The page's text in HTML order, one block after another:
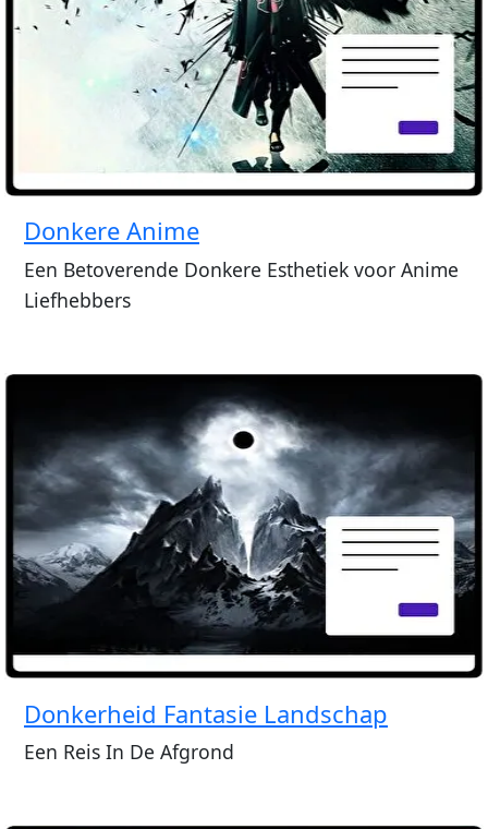
Donkere Anime
Een Betoverende Donkere Esthetiek voor Anime
Liefhebbers
Donkerheid Fantasie Landschap
Een Reis In De Afgrond